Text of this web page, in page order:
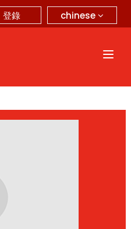
chinese
登錄